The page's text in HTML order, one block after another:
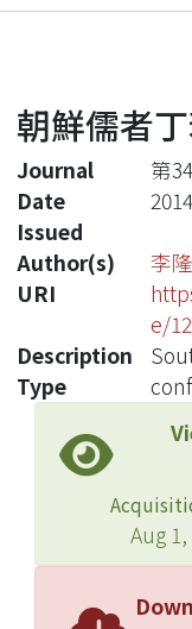
Statistics
朝鮮儒者
Journal
第
Date
Issued
2014
Author(s)
李
URI
e/
Description
Type
Aug